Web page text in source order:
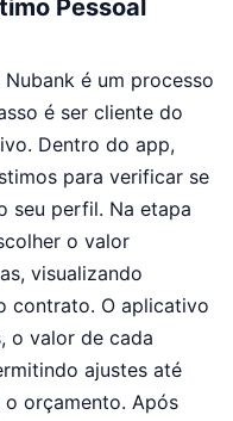
Pessoal
é um processo
é ser cliente do
Dentro do app,
para verificar se
seu perfil. Na etapa
o valor
visualizando
contrato. O aplicativo
o valor de cada
ajustes até
orçamento. Após